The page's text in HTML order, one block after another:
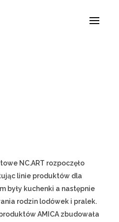
NC.ART rozpoczęło
linie produktów dla
były kuchenki a następnie
rodzin lodówek i pralek.
AMICA zbudowała